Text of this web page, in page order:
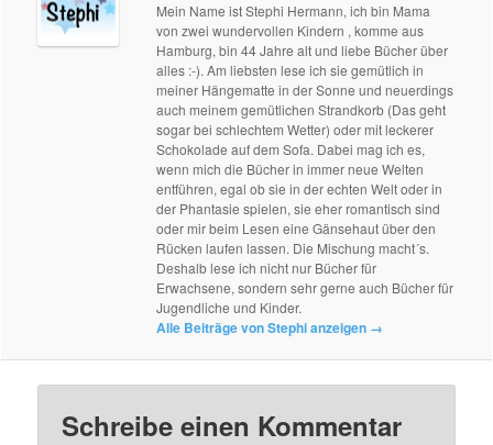
Mein Name ist Stephi Hermann, ich bin Mama
von zwei wundervollen Kindern , komme aus
Hamburg, bin 44 Jahre alt und liebe Bücher über
alles :-). Am liebsten lese ich sie gemütlich in
meiner Hängematte in der Sonne und neuerdings
auch meinem gemütlichen Strandkorb (Das geht
sogar bei schlechtem Wetter) oder mit leckerer
Schokolade auf dem Sofa. Dabei mag ich es,
wenn mich die Bücher in immer neue Welten
entführen, egal ob sie in der echten Welt oder in
der Phantasie spielen, sie eher romantisch sind
oder mir beim Lesen eine Gänsehaut über den
Rücken laufen lassen. Die Mischung macht´s.
Deshalb lese ich nicht nur Bücher für
Erwachsene, sondern sehr gerne auch Bücher für
Jugendliche und Kinder.
Alle Beiträge von Stephi anzeigen →
Schreibe einen Kommentar